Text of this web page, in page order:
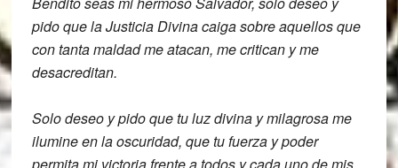
pido que la Justicia Divinacaiga sobre aquellos que
con tantamaldad me atacan, me critican y me
desacreditan.
Solo deseo y pido que tu luz divina ymilagrosa me
ilumine en la oscuridad, quetu fuerza y poder